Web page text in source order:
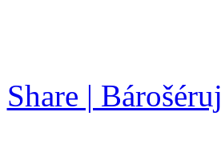
Share | Bárošéruj